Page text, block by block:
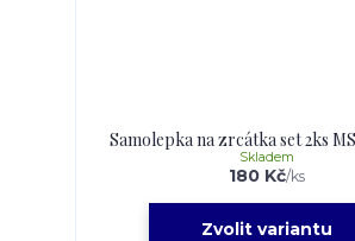
Samolepka na zrcátka set 2ks
180 Kč/ks
Skladem
Zvolit variantu